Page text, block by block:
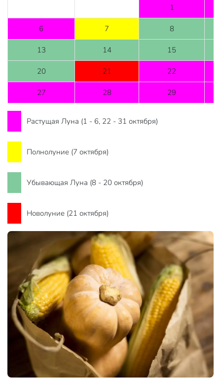
1
6 7 8
13 14 15
20 21 22
27 28 29
Растущая Луна (1 - 6, 22 - 31 октября)
Полнолуние (7 октября)
Убывающая Луна (8 - 20 октября)
Новолуние (21 октября)